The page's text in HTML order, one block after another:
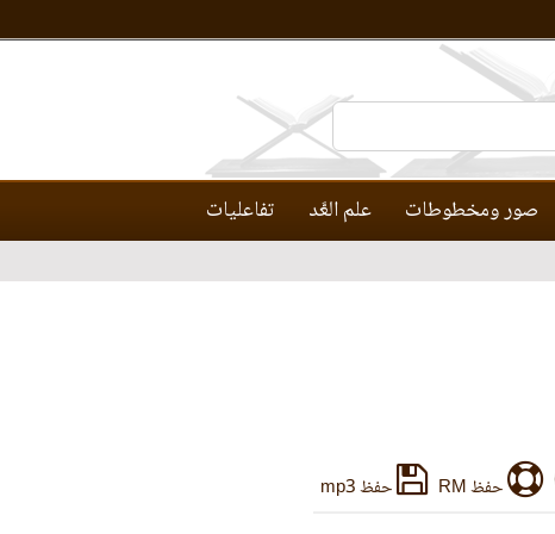
صور ومخطوطات علم العَّد تفاعليات
حفظ RM حفظ mp3